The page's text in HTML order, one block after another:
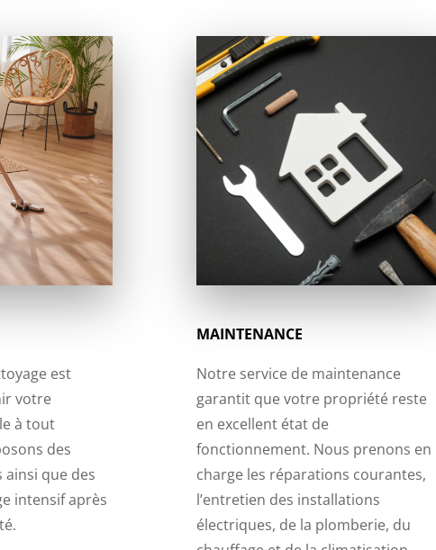
est
votre
à tout
des
que des
intensif après
MAINTENANCE
Notre service de maintenance
garantit que votre propriété reste
en excellent état de
fonctionnement. Nous prenons en
charge les réparations courantes,
l’entretien des installations
électriques, de la plomberie, du